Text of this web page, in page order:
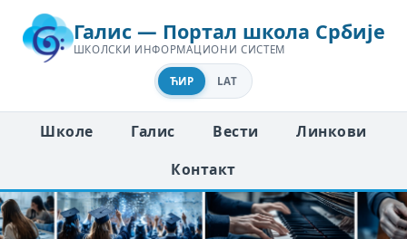
Галис — Портал школа Србије
ШКОЛСКИ ИНФОРМАЦИОНИ СИСТЕМ
ЋИР LAT
Школе Галис Вести
Линкови
Контакт